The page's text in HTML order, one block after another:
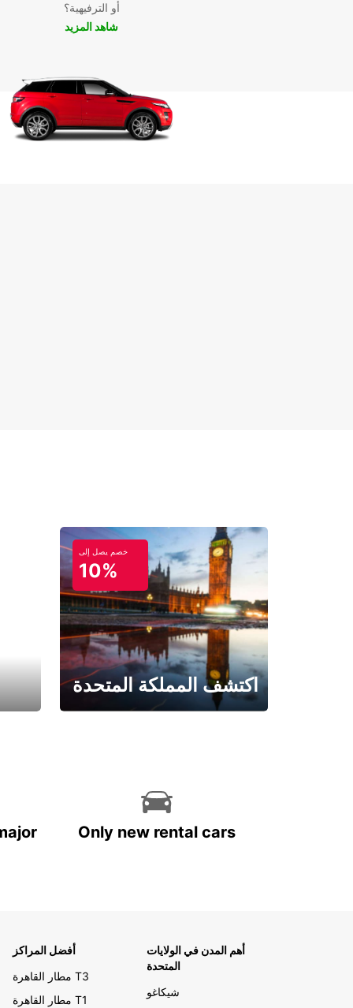
أو الترفيهية؟
شاهد المزيد
خصم يصل إلى
10%
اكتشف المملكة المتحدة
Only new rental cars
أفضل المراكز
مطار القاهرة T3
مطار القاهرة T1
أهم المدن في الولايات
المتحدة
شيكاغو